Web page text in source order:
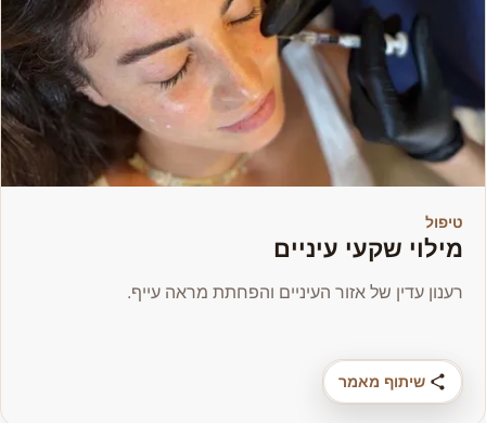
טיפול
מילוי שקעי עיניים
רענון עדין של אזור העיניים והפחתת מראה עייף.
שיתוף מאמר